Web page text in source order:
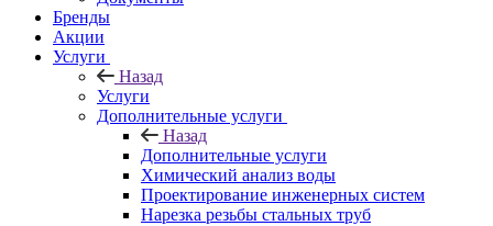
Бренды
Акции
Услуги
Назад
Услуги
Дополнительные услуги
Назад
Дополнительные услуги
Химический анализ воды
Проектирование инженерных систем
Нарезка резьбы стальных труб